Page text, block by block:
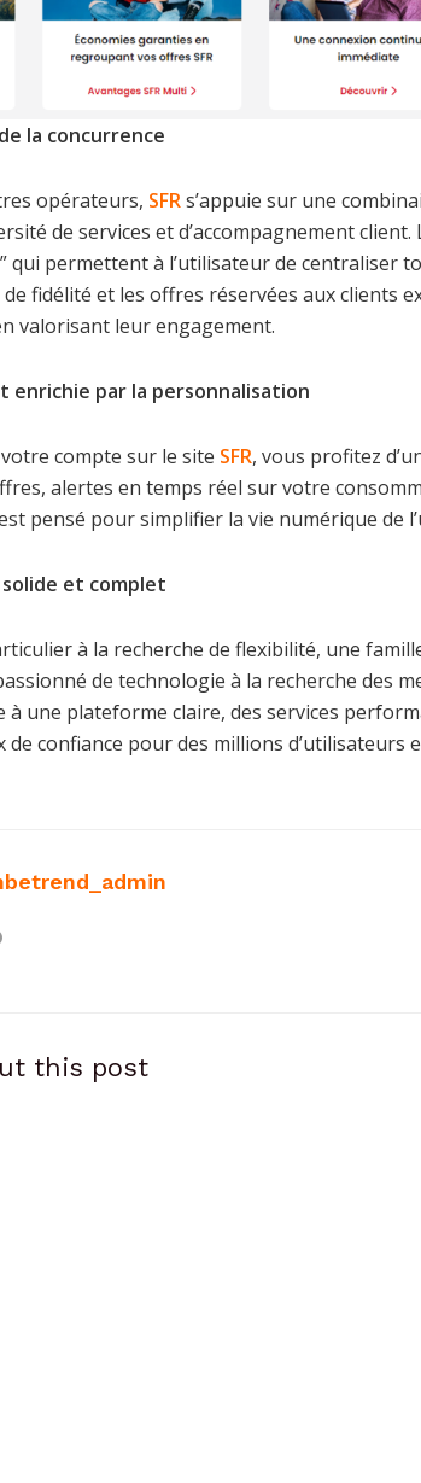
la concurrence
opérateurs, SFRs’appuie sur une
de services et d’accompagnement client.
qui permettent à l’utilisateur de centraliser
fidélité et les offres réservées aux clients
valorisant leur engagement.
enrichie par la personnalisation
compte sur le site SFR, vous profitez
alertes en temps réel sur votre
pensé pour simplifier la vie numérique de
solide et complet
à la recherche de flexibilité, une
de technologie à la recherche des
à une plateforme claire, des services
confiance pour des millions d’utilisateurs
this post